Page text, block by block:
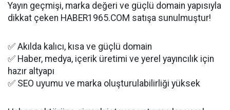
Yayın geçmişi, marka değeri ve güçlü domain yapısıyla
dikkat çeken HABER1965.COM satışa sunulmuştur!
✅ Akılda kalıcı, kısa ve güçlü domain
✅ Haber, medya, içerik üretimi ve yerel yayıncılık için
hazır altyapı
✅ SEO uyumu ve marka oluşturulabilirliği yüksek